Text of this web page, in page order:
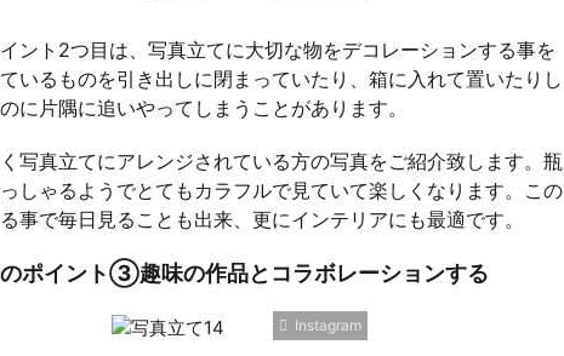
ント2つ目は、写真立てに大切な物をデコレーションする事を
いるものを引き出しに閉まっていたり、箱に入れて置いたりし
に片隅に追いやってしまうことがあります。
写真立てにアレンジされている方の写真をご紹介致します。瓶
しゃるようでとてもカラフルで見ていて楽しくなります。この
事で毎日見ることも出来、更にインテリアにも最適です。
ポイント③趣味の作品とコラボレーションする
Instagram